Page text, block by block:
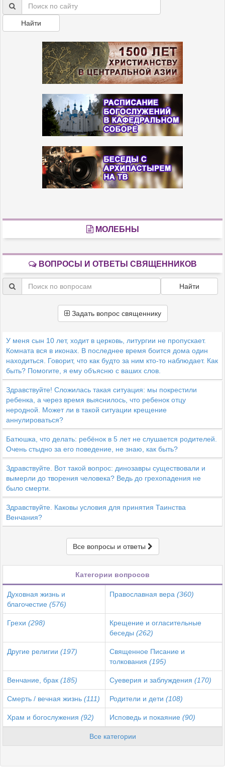
Найти
МОЛЕБНЫ
ВОПРОСЫ И ОТВЕТЫ СВЯЩЕННИКОВ
Найти
Задать вопрос священнику
У меня сын 10 лет, ходит в церковь, литургии не пропускает.
Комната вся в иконах. В последнее время боится дома один
находиться. Говорит, что как будто за ним кто-то наблюдает. Как
быть? Помогите, я ему объясню с ваших слов.
Здравствуйте! Сложилась такая ситуация: мы покрестили
ребенка, а через время выяснилось, что ребенок отцу
неродной. Может ли в такой ситуации крещение
аннулироваться?
Батюшка, что делать: ребёнок в 5 лет не слушается родителей.
Очень стыдно за его поведение, не знаю, как быть?
Здравствуйте. Вот такой вопрос: динозавры существовали и
вымерли до творения человека? Ведь до грехопадения не
было смерти.
Здравствуйте. Каковы условия для принятия Таинства
Венчания?
Все вопросы и ответы
Категории вопросов
Духовная жизнь и
благочестие (576)
Православная вера (360)
Грехи (298)
Крещение и огласительные
беседы (262)
Другие религии (197)
Священное Писание и
толкования (195)
Венчание, брак (185) Суеверия и заблуждения (170)
Смерть / вечная жизнь (111) Родители и дети (108)
Храм и богослужения (92) Исповедь и покаяние (90)
Все категории